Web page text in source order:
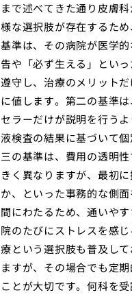
まで述べてきた通り皮膚
様な選択肢が存在するた
基準は、その病院が医学
告や「必ず生える」とい
遵守し、治療のメリット
に値します。第二の基準
セラーだけが説明を行う
液検査の結果に基づいて
三の基準は、費用の透明
きく異なりますが、最初
か、といった事務的な側
間にわたるため、通いや
院のたびにストレスを感
療という選択肢も普及し
ますが、その場合でも定
ことが大切です。何科を